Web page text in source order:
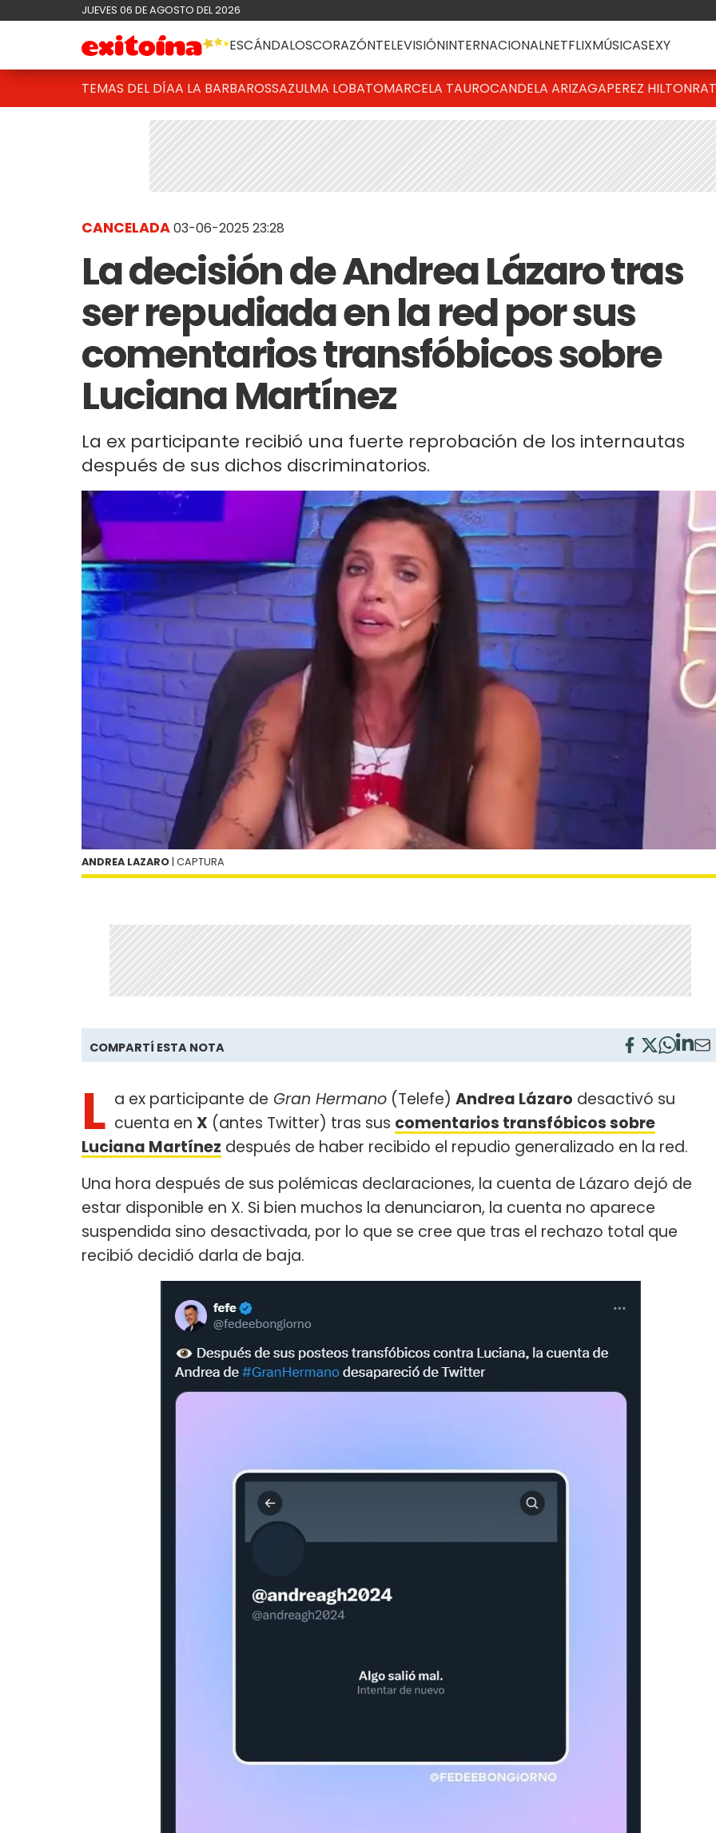
JUEVES 06 DE AGOSTO DEL 2026
ESCÁNDALOSCORAZÓNTELEVISIÓNINTERNACIONALNETFLIXMÚSICASEXY
TEMAS DEL DÍAA LA BARBAROSSAZULMA LOBATOMARCELA TAUROCANDELA ARIZAGAPEREZ HILTON
CANCELADA03-06-2025 23:28
La decisión de Andrea Lázaro tras
ser repudiada en la red por sus
comentarios transfóbicos sobre
Luciana Martínez
La ex participante recibió una fuerte reprobación de los internautas
después de sus dichos discriminatorios.
ANDREA LAZARO | CAPTURA
COMPARTÍ ESTA NOTA
L a ex participante de Gran Hermano (Telefe) Andrea Lázaro desactivó su
cuenta en X (antes Twitter) tras sus comentarios transfóbicos sobre
Luciana Martínez después de haber recibido el repudio generalizado en la red.
Una hora después de sus polémicas declaraciones, la cuenta de Lázaro dejó de
estar disponible en X. Si bien muchos la denunciaron, la cuenta no aparece
suspendida sino desactivada, por lo que se cree que tras el rechazo total que
recibió decidió darla de baja.